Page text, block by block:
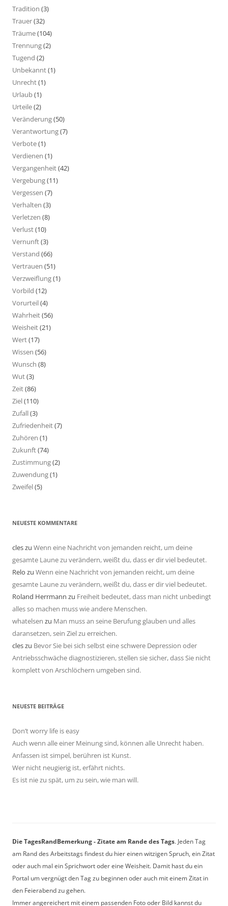
Tradition (3)
Trauer(32)
Träume(104)
Trennung(2)
Tugend (2)
Unbekannt(1)
Unrecht(1)
Urlaub(1)
Urteile(2)
Veränderung(50)
Verantwortung(7)
Verbote(1)
Verdienen (1)
Vergangenheit(42)
Vergebung(11)
Vergessen (7)
Verhalten (3)
Verletzen (8)
Verlust(10)
Vernunft(3)
Verstand (66)
Vertrauen (51)
Verzweiflung(1)
Vorbild (12)
Vorurteil(4)
Wahrheit(56)
Weisheit(21)
Wert(17)
Wissen (56)
Wunsch (8)
Wut(3)
Zeit(86)
Ziel(110)
Zufall(3)
Zufriedenheit(7)
Zuhören (1)
Zukunft(74)
Zustimmung(2)
Zuwendung(1)
Zweifel(5)
NEUESTE KOMMENTARE
cleszu Wenn eine Nachricht von jemanden reicht, um deine
gesamte Laune zu verändern, weißt du, dass er dir viel bedeutet.
Relo zu Wenn eine Nachricht von jemanden reicht, um deine
gesamte Laune zu verändern, weißt du, dass er dir viel bedeutet.
Roland Herrmann zu Freiheit bedeutet, dass man nicht unbedingt
alles so machen muss wie andere Menschen.
whatelsen zu Man muss an seine Berufung glauben und alles
daransetzen, sein Ziel zu erreichen.
cleszu Bevor Sie bei sich selbst eine schwere Depression oder
Antriebsschwäche diagnostizieren, stellen sie sicher, dass Sie nicht
komplett von Arschlöchern umgeben sind.
NEUESTE BEITRÄGE
Don’t worry life is easy
Auch wenn alle einer Meinung sind, können alle Unrecht haben.
Anfassen ist simpel, berühren ist Kunst.
Wer nicht neugierig ist, erfährt nichts.
Es ist nie zu spät, um zu sein, wie man will.
Die TagesRandBemerkung - Zitate am Rande des Tags. Jeden Tag
am Rand des Arbeitstags findest du hier einen witzigen Spruch, ein Zitat
oder auch mal ein Sprichwort oder eine Weisheit. Damit hast du ein
Portal um vergnügt den Tag zu beginnen oder auch mit einem Zitat in
den Feierabend zu gehen.
Immer angereichert mit einem passenden Foto oder Bild kannst du